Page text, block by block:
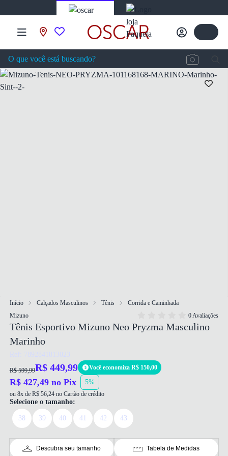
Início Calçados Masculinos Tênis
Corrida e Caminhada
Mizuno
0 Avaliações
Tênis Esportivo Mizuno Neo Pryzma Masculino
Marinho
Ref: 7892841813023
R$ 599,99R$ 449,99 Você economiza R$ 150,00
R$ 427,49 no Pix 5%
ou 8x de R$ 56,24 no Cartão de crédito
Selecione o tamanho:
38 39 40 41 42 43
Descubra seu tamanho Tabela de Medidas